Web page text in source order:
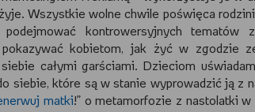
Wszystkie wolne chwile poświęca
kontrowersyjnych tematów
kobietom, jak żyć w zgodzie
całymi garściami. Dzieciom
siebie, które są w stanie wyprowadzić ją z
matki!” o metamorfozie z nastolatki w